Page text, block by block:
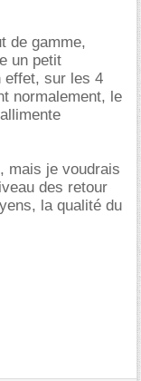
de gamme,
un petit
effet, sur les 4
normalement, le
mais je voudrais
des retour
la qualité du